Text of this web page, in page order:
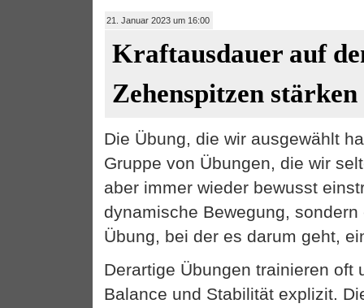
21. Januar 2023 um 16:00
Kraftausdauer auf
Zehenspitzen stärken
Die Übung, die wir ausgewählt
Gruppe von Übungen, die wir
aber immer wieder bewusst
dynamische Bewegung,
Übung, bei der es darum geht,
Derartige Übungen trainieren oft
Balance und Stabilität explizit.